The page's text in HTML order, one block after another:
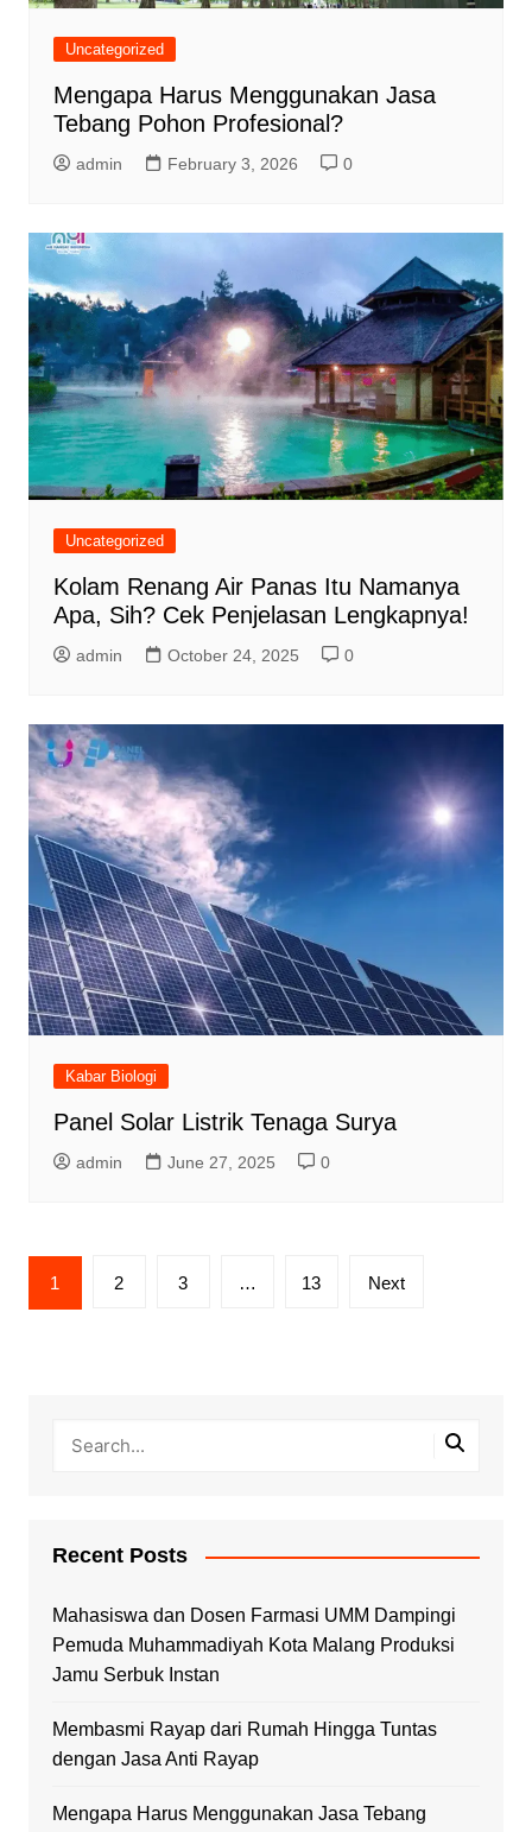
Uncategorized
Mengapa Harus Menggunakan Jasa
Tebang Pohon Profesional?
admin February 3, 2026 0
Uncategorized
Kolam Renang Air Panas Itu Namanya
Apa, Sih? Cek Penjelasan Lengkapnya!
admin October 24, 2025 0
Kabar Biologi
Panel Solar Listrik Tenaga Surya
admin June 27, 2025 0
Posts
pagination
1 2 3 … 13 Next
Recent Posts
Mahasiswa dan Dosen Farmasi UMM Dampingi
Pemuda Muhammadiyah Kota Malang Produksi
Jamu Serbuk Instan
Membasmi Rayap dari Rumah Hingga Tuntas
dengan Jasa Anti Rayap
Mengapa Harus Menggunakan Jasa Tebang